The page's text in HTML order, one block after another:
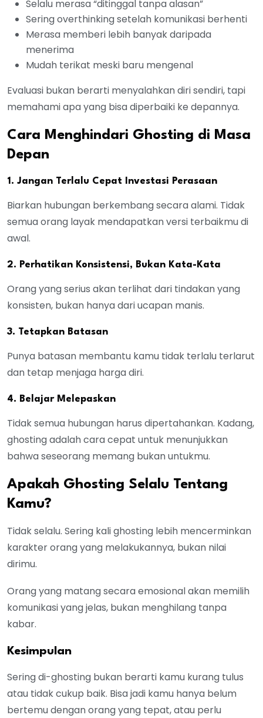
Selalu merasa “ditinggal tanpa alasan”
Sering overthinking setelah komunikasi berhenti
Merasa memberi lebih banyak daripada
menerima
Mudah terikat meski baru mengenal
Evaluasi bukan berarti menyalahkan diri sendiri, tapi
memahami apa yang bisa diperbaiki ke depannya.
Cara Menghindari Ghosting di Masa
Depan
1. Jangan Terlalu Cepat Investasi Perasaan
Biarkan hubungan berkembang secara alami. Tidak
semua orang layak mendapatkan versi terbaikmu di
awal.
2. Perhatikan Konsistensi, Bukan Kata-Kata
Orang yang serius akan terlihat dari tindakan yang
konsisten, bukan hanya dari ucapan manis.
3. Tetapkan Batasan
Punya batasan membantu kamu tidak terlalu terlarut
dan tetap menjaga harga diri.
4. Belajar Melepaskan
Tidak semua hubungan harus dipertahankan. Kadang,
ghosting adalah cara cepat untuk menunjukkan
bahwa seseorang memang bukan untukmu.
Apakah Ghosting Selalu Tentang
Kamu?
Tidak selalu. Sering kali ghosting lebih mencerminkan
karakter orang yang melakukannya, bukan nilai
dirimu.
Orang yang matang secara emosional akan memilih
komunikasi yang jelas, bukan menghilang tanpa
kabar.
Kesimpulan
Sering di-ghosting bukan berarti kamu kurang tulus
atau tidak cukup baik. Bisa jadi kamu hanya belum
bertemu dengan orang yang tepat, atau perlu